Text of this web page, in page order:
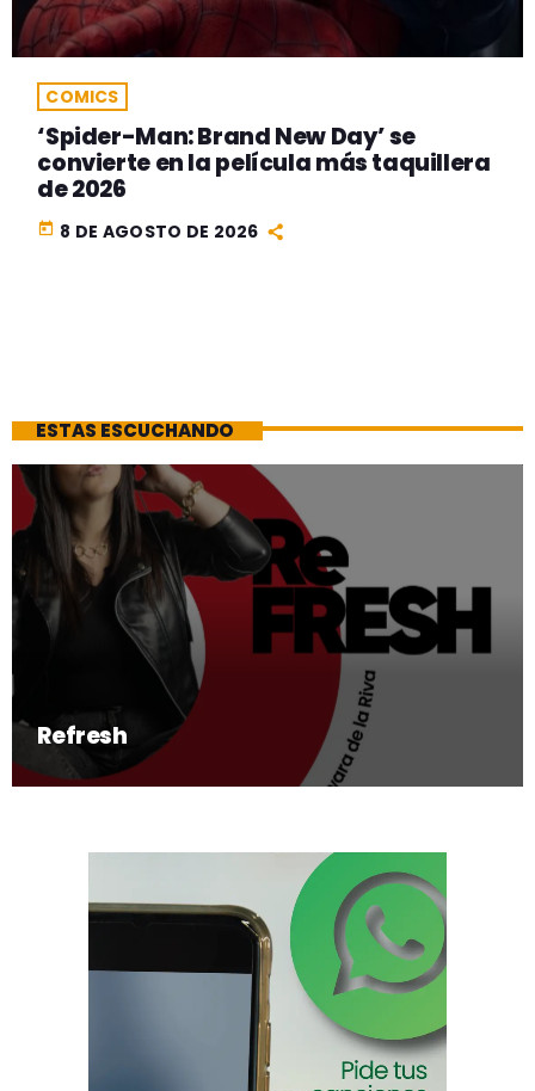
COMICS
‘Spider-Man: Brand New Day’ se
convierte en la película más taquillera
de 2026
today 8 DE AGOSTO DE 2026
ESTAS ESCUCHANDO
Refresh